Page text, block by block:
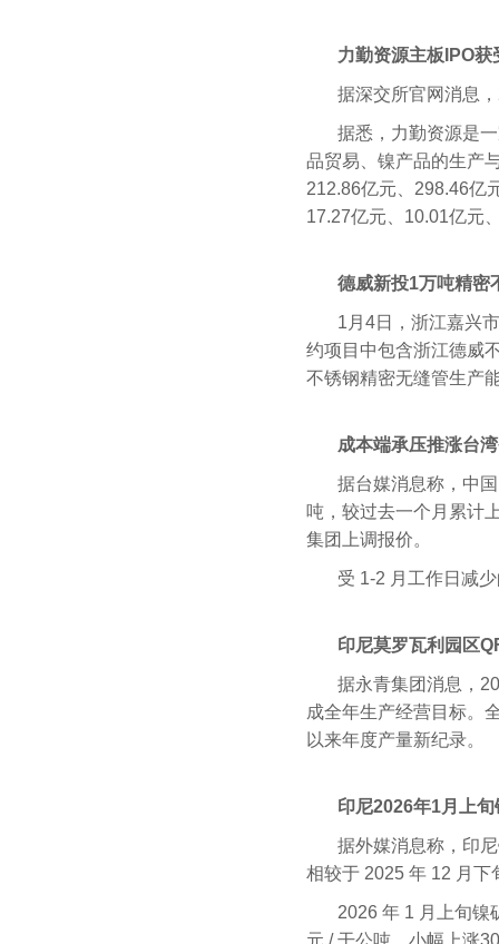
力勤资源主板IPO获
据深交所官网消息
据悉，力勤资源是
品贸易、镍产品的生产
212.86亿元、298.46亿
17.27亿元、10.01亿元
德威新投1万吨精密
1月4日，浙江嘉兴
约项目中包含浙江德威
不锈钢精密无缝管生产
成本端承压推涨台
据台媒消息称，中
吨，较过去一个月累计
集团上调报价。
受 1-2 月工作日减
印尼莫罗瓦利园区
据永青集团消息，
成全年生产经营目标。
以来年度产量新纪录。
印尼2026年1月上
据外媒消息称，印
相较于 2025 年 12 月
2026 年 1 月上旬镍
元 / 干公吨，小幅上涨